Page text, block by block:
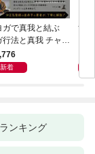
ガで真我と結ぶ
行法と真我 チャク
真我の関係 クンダ
ニ上昇体験 次元上
新着
す
ランキング